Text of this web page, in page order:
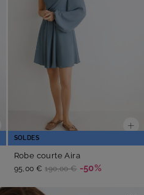
SOLDES
Robe courte Aira
95,00 € 190,00 € -50%